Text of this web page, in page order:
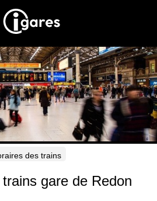
Recherche
Location de voiture
Hôtels
Horaires
des trains
gare de Redon